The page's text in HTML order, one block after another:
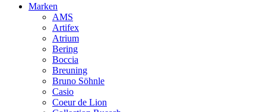
Marken
AMS
Artifex
Atrium
Bering
Boccia
Breuning
Bruno Söhnle
Casio
Coeur de Lion